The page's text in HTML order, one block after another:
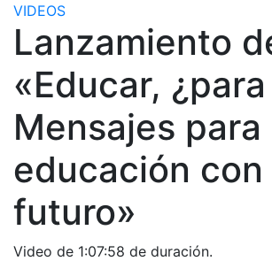
VIDEOS
Lanzamiento
«Educar,
Mensajes para
educación con
futuro»
Video de 1:07:58 de duración.